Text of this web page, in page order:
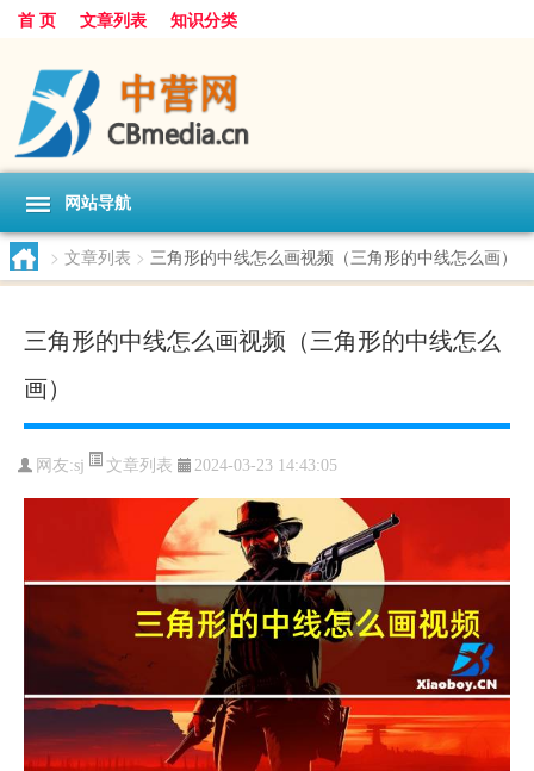
首 页 文章列表 知识分类
网站导航
> 文章列表 > 三角形的中线怎么画视频（三角形的中线怎么画）
三角形的中线怎么画视频（三角形的中线怎么
画）
网友:sj 文章列表 2024-03-23 14:43:05